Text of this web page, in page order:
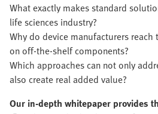
What exactly makes standard
life sciences industry?
Why do device manufacturers
on off-the-shelf components?
Which approaches can not only
also create real added value?
Our in-depth whitepaper provides